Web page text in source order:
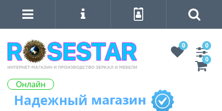
Онлайн
0
0
0